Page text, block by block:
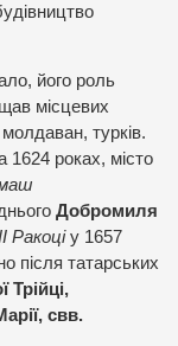
його роль
місцевих
турків.
1624 роках, місто
Добромиля
Ракоціу 1657
після татарських
Трійці,
свв.